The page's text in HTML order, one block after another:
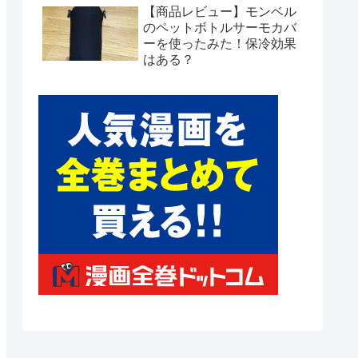
【商品レビュー】モンベル
のペットボトルサーモカバ
ーを使ったみた！保冷効果
はある？